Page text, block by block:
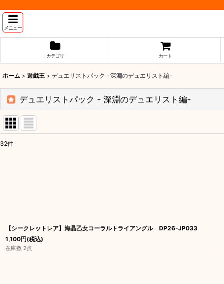
メニュー
カテゴリ カート
ホーム > 遊戯王 > デュエリストパック - 深淵のデュエリスト編-
デュエリストパック - 深淵のデュエリスト編-
32件
【シークレットレア】海晶乙女コーラルトライアングル DP26-JP033
1,100円(税込)
在庫数 2点